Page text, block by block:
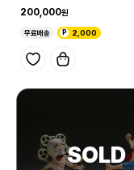
200,000
무료배송 2,000